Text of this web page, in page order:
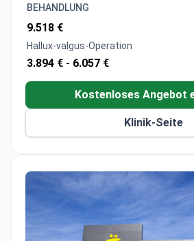
Spezialisiert auf
Neuromonitoring und
Implantatlösungen
Verfügt über ein 3-Tesla-MRT
präoperative Diagnostik und
BEHANDLUNG
9.518 €
Hallux-valgus-Operation
3.894 € - 6.057 €
Kostenloses Angebot
Klinik-Seite